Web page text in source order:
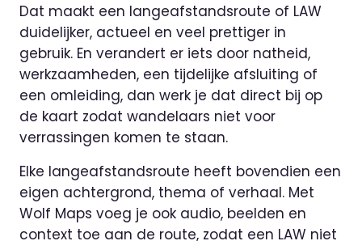
Dat maakt een langeafstandsroute of LAW
duidelijker, actueel en veel prettiger in
gebruik. En verandert er iets door natheid,
werkzaamheden, een tijdelijke afsluiting of
een omleiding, dan werk je dat direct bij op
de kaart zodat wandelaars niet voor
verrassingen komen te staan.
Elke langeafstandsroute heeft bovendien een
eigen achtergrond, thema of verhaal. Met
Wolf Maps voeg je ook audio, beelden en
context toe aan de route, zodat een LAW niet